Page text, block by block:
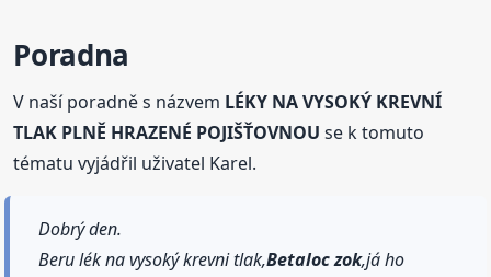
Poradna
V naší poradně s názvem LÉKY NA VYSOKÝ KREVNÍ
TLAK PLNĚ HRAZENÉ POJIŠŤOVNOU se k tomuto
tématu vyjádřil uživatel Karel.
Dobrý den.
Beru lék na vysoký krevni tlak,Betaloc zok,já ho